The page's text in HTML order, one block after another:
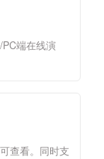
端在线演
查看。同时支